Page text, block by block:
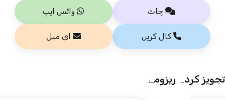
چاٹ واٹس ایپ
کال کریں ای میل
تجویز کردہ ریزومے